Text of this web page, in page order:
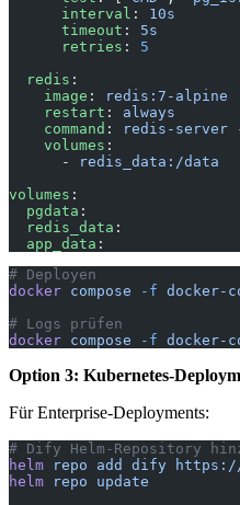
      interval
: 10s
      timeout
: 5s
      retries
: 5
  redis
:
    image
:
redis:7-alpine
    restart
: always
    command
:
redis-server --
    volumes
:
      -
redis_data:/data
volumes :
  pgdata
:
  redis_data
:
  app_data
:
# Deployen
docker compose -f docker-
# Logs prüfen
docker compose -f docker-
Option 3: Kubernetes-
Für Enterprise-Deployments:
# Dify Helm-Repository
helm repo add dify
helm repo update